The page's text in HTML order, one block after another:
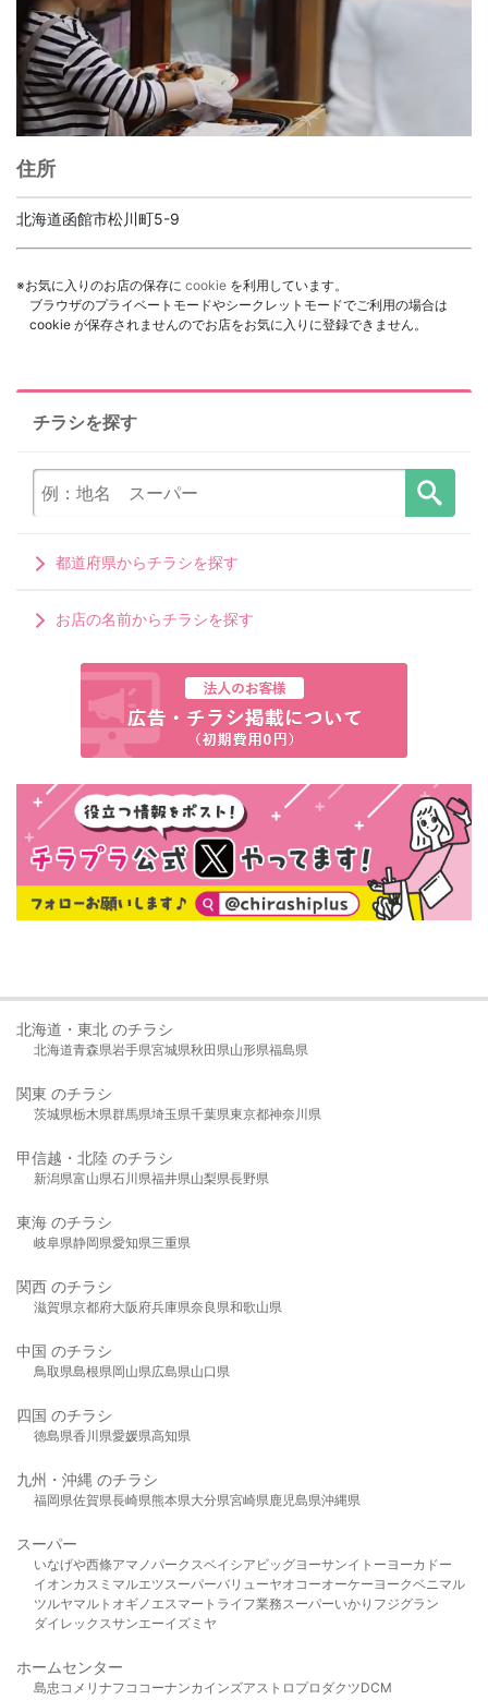
住所
北海道函館市松川町5-9
※お気に入りのお店の保存に cookie を利用しています。
ブラウザのプライベートモードやシークレットモードでご利用の場合は
cookie が保存されませんのでお店をお気に入りに登録できません。
チラシを探す
都道府県からチラシを探す
お店の名前からチラシを探す
北海道・東北 のチラシ
北海道青森県岩手県宮城県秋田県山形県福島県
関東 のチラシ
茨城県栃木県群馬県埼玉県千葉県東京都神奈川県
甲信越・北陸 のチラシ
新潟県富山県石川県福井県山梨県長野県
東海 のチラシ
岐阜県静岡県愛知県三重県
関西 のチラシ
滋賀県京都府大阪府兵庫県奈良県和歌山県
中国 のチラシ
鳥取県島根県岡山県広島県山口県
四国 のチラシ
徳島県香川県愛媛県高知県
九州・沖縄 のチラシ
福岡県佐賀県長崎県熊本県大分県宮崎県鹿児島県沖縄県
スーパー
いなげや西條アマノパークスベイシア ビッグヨーサンイトーヨーカドー
イオンカスミ マルエツスーパーバリューヤオコーオーケー ヨークベニマル
ツルヤマルト オギノ エスマート ライフ業務スーパーいかり フジグラン
ダイレックスサンエーイズミヤ
ホームセンター
島忠 コメリ ナフコ コーナンカインズアストロプロダクツDCM